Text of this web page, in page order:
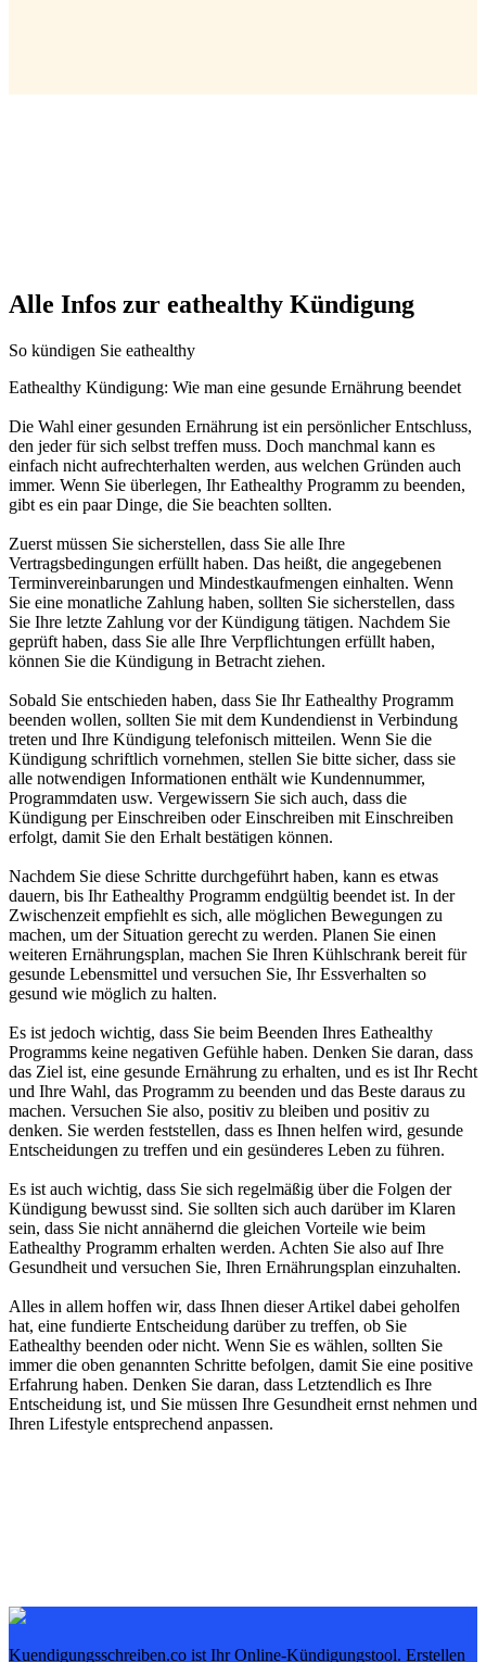
Alle Infos zur eathealthy Kündigung
So kündigen Sie eathealthy
Eathealthy Kündigung: Wie man eine gesunde Ernährung beendet
Die Wahl einer gesunden Ernährung ist ein persönlicher Entschluss,
den jeder für sich selbst treffen muss. Doch manchmal kann es
einfach nicht aufrechterhalten werden, aus welchen Gründen auch
immer. Wenn Sie überlegen, Ihr Eathealthy Programm zu beenden,
gibt es ein paar Dinge, die Sie beachten sollten.
Zuerst müssen Sie sicherstellen, dass Sie alle Ihre
Vertragsbedingungen erfüllt haben. Das heißt, die angegebenen
Terminvereinbarungen und Mindestkaufmengen einhalten. Wenn
Sie eine monatliche Zahlung haben, sollten Sie sicherstellen, dass
Sie Ihre letzte Zahlung vor der Kündigung tätigen. Nachdem Sie
geprüft haben, dass Sie alle Ihre Verpflichtungen erfüllt haben,
können Sie die Kündigung in Betracht ziehen.
Sobald Sie entschieden haben, dass Sie Ihr Eathealthy Programm
beenden wollen, sollten Sie mit dem Kundendienst in Verbindung
treten und Ihre Kündigung telefonisch mitteilen. Wenn Sie die
Kündigung schriftlich vornehmen, stellen Sie bitte sicher, dass sie
alle notwendigen Informationen enthält wie Kundennummer,
Programmdaten usw. Vergewissern Sie sich auch, dass die
Kündigung per Einschreiben oder Einschreiben mit Einschreiben
erfolgt, damit Sie den Erhalt bestätigen können.
Nachdem Sie diese Schritte durchgeführt haben, kann es etwas
dauern, bis Ihr Eathealthy Programm endgültig beendet ist. In der
Zwischenzeit empfiehlt es sich, alle möglichen Bewegungen zu
machen, um der Situation gerecht zu werden. Planen Sie einen
weiteren Ernährungsplan, machen Sie Ihren Kühlschrank bereit für
gesunde Lebensmittel und versuchen Sie, Ihr Essverhalten so
gesund wie möglich zu halten.
Es ist jedoch wichtig, dass Sie beim Beenden Ihres Eathealthy
Programms keine negativen Gefühle haben. Denken Sie daran, dass
das Ziel ist, eine gesunde Ernährung zu erhalten, und es ist Ihr Recht
und Ihre Wahl, das Programm zu beenden und das Beste daraus zu
machen. Versuchen Sie also, positiv zu bleiben und positiv zu
denken. Sie werden feststellen, dass es Ihnen helfen wird, gesunde
Entscheidungen zu treffen und ein gesünderes Leben zu führen.
Es ist auch wichtig, dass Sie sich regelmäßig über die Folgen der
Kündigung bewusst sind. Sie sollten sich auch darüber im Klaren
sein, dass Sie nicht annähernd die gleichen Vorteile wie beim
Eathealthy Programm erhalten werden. Achten Sie also auf Ihre
Gesundheit und versuchen Sie, Ihren Ernährungsplan einzuhalten.
Alles in allem hoffen wir, dass Ihnen dieser Artikel dabei geholfen
hat, eine fundierte Entscheidung darüber zu treffen, ob Sie
Eathealthy beenden oder nicht. Wenn Sie es wählen, sollten Sie
immer die oben genannten Schritte befolgen, damit Sie eine positive
Erfahrung haben. Denken Sie daran, dass Letztendlich es Ihre
Entscheidung ist, und Sie müssen Ihre Gesundheit ernst nehmen und
Ihren Lifestyle entsprechend anpassen.
Kuendigungsschreiben.co ist Ihr Online-Kündigungstool. Erstellen